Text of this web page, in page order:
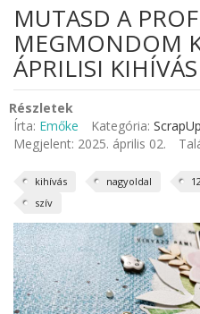
MUTASD A
MEGMONDOM
ÁPRILISI KIHÍVÁS
Részletek
Írta: Emőke Kategória:
Megjelent: 2025. április 02.
kihívás nagyoldal
szív